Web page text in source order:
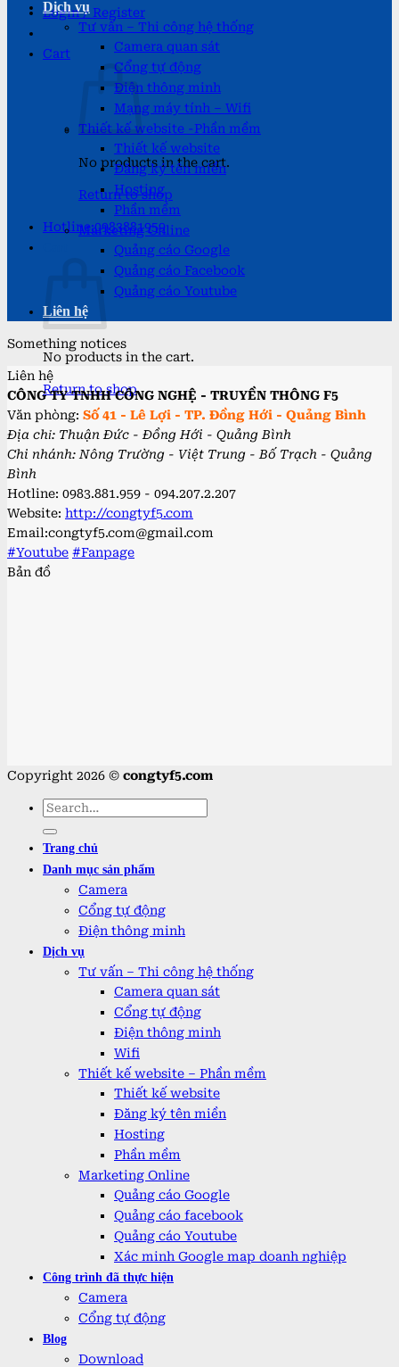
Login / Register
Cart
No products in the cart.
Return to shop
Hotline:0983881959
No products in the cart.
Return to shop
Dịch vụ
Tư vấn – Thi công hệ thống
Camera quan sát
Cổng tự động
Điện thông minh
Mạng máy tính – Wifi
Thiết kế website -Phần mềm
Thiết kế website
Đăng ký tên miền
Hosting
Phần mềm
Marketing Online
Quảng cáo Google
Quảng cáo Facebook
Quảng cáo Youtube
Liên hệ
Something notices
Liên hệ
CÔNG TY TNHH CÔNG NGHỆ - TRUYỀN THÔNG F5
Văn phòng: Số 41 - Lê Lợi - TP. Đồng Hới - Quảng Bình
Địa chỉ: Thuận Đức - Đồng Hới - Quảng Bình
Chi nhánh: Nông Trường - Việt Trung - Bố Trạch - Quảng
Bình
Hotline: 0983.881.959 - 094.207.2.207
Website: http://congtyf5.com
Email:congtyf5.com@gmail.com
#Youtube #Fanpage
Bản đồ
Copyright 2026 © congtyf5.com
Search
for:
Trang chủ
Danh mục sản phẩm
Camera
Cổng tự động
Điện thông minh
Dịch vụ
Tư vấn – Thi công hệ thống
Camera quan sát
Cổng tự động
Điện thông minh
Wifi
Thiết kế website – Phần mềm
Thiết kế website
Đăng ký tên miền
Hosting
Phần mềm
Marketing Online
Quảng cáo Google
Quảng cáo facebook
Quảng cáo Youtube
Xác minh Google map doanh nghiệp
Công trình đã thực hiện
Camera
Cổng tự động
Blog
Download